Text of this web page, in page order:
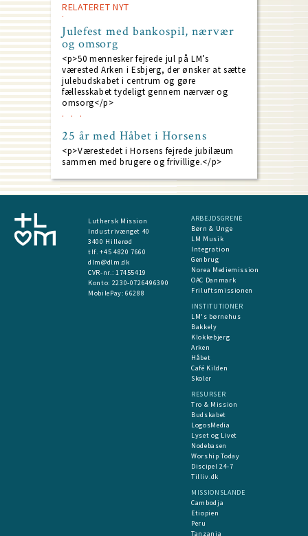
RELATERET NYT
Julefest med bankospil, nærvær
og omsorg
<p>50 mennesker fejrede jul på LM’s
værested Arken i Esbjerg, der ønsker at sætte
julebudskabet i centrum og gøre
fællesskabet tydeligt gennem nærvær og
omsorg</p>
25 år med Håbet i Horsens
<p>Værestedet i Horsens fejrede jubilæum
sammen med brugere og frivillige.</p>
Luthersk Mission
Industrivænget 40
3400 Hillerød
tlf. +45 4820 7660
dlm@dlm.dk
CVR-nr.: 17455419
​Konto: 2230-0726496390
MobilePay:66288
ARBEJDSGRENE
Børn & Unge
LM Musik
Integration
Genbrug
Norea Mediemission
OAC Danmark
Friluftsmissionen
INSTITUTIONER
LM's børnehus
Bakkely
Klokkebjerg
Arken
Håbet
Café Kilden
Skoler
RESURSER
Tro & Mission
Budskabet
LogosMedia
Lyset og Livet
Nodebasen
Worship Today
Discipel 24-7
Tilliv.dk
MISSIONSLANDE
Cambodja
Etiopien
Peru
Tanzania